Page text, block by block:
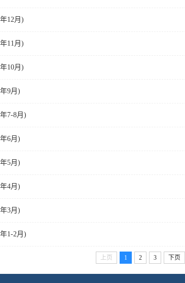
12月)
11月)
10月)
9月)
7-8月)
6月)
5月)
4月)
3月)
1-2月)
上页 1 2 3 下页